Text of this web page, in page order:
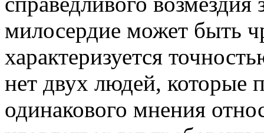
милосердие может быть
характеризуется
нет двух людей, которые
одинакового мнения